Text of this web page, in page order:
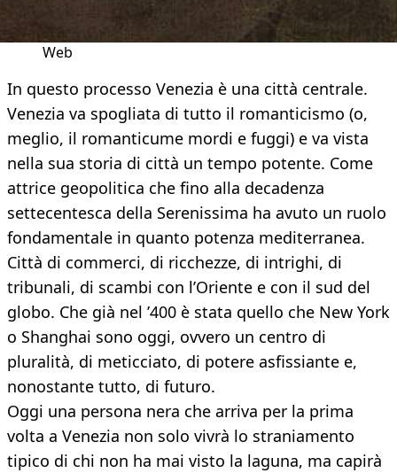
Web
In questo processo Venezia è una città centrale.
Venezia va spogliata di tutto il romanticismo (o,
meglio, il romanticume mordi e fuggi) e va vista
nella sua storia di città un tempo potente. Come
attrice geopolitica che fino alla decadenza
settecentesca della Serenissima ha avuto un ruolo
fondamentale in quanto potenza mediterranea.
Città di commerci, di ricchezze, di intrighi, di
tribunali, di scambi con l’Oriente e con il sud del
globo. Che già nel ’400 è stata quello che New York
o Shanghai sono oggi, ovvero un centro di
pluralità, di meticciato, di potere asfissiante e,
nonostante tutto, di futuro.
Oggi una persona nera che arriva per la prima
volta a Venezia non solo vivrà lo straniamento
tipico di chi non ha mai visto la laguna, ma capirà